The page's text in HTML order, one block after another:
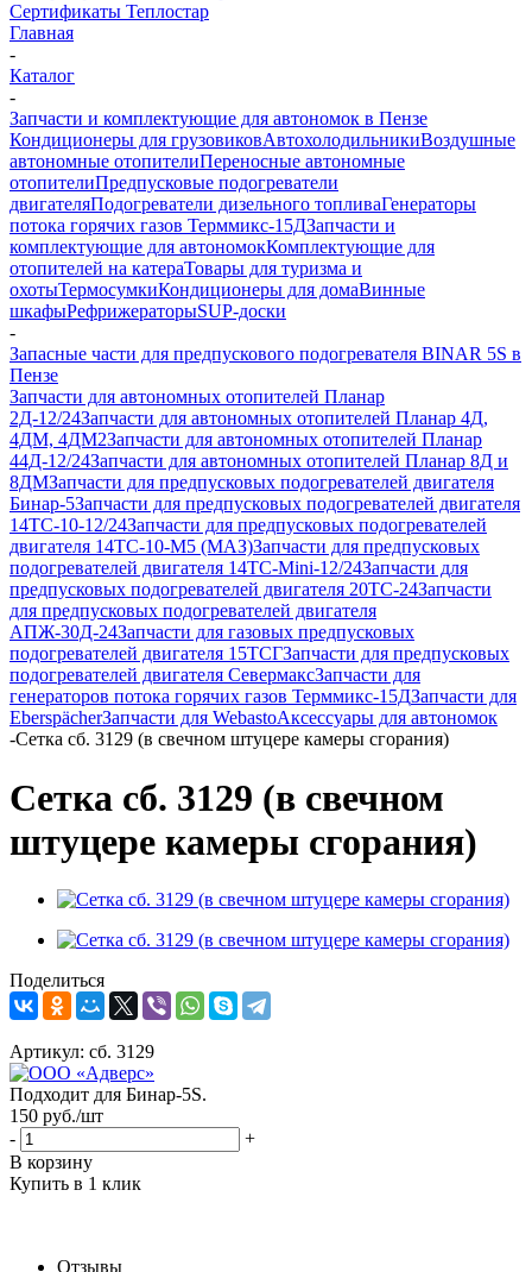
Сертификаты Теплостар
Главная
-
Каталог
-
Запчасти и комплектующие для автономок в Пензе
Кондиционеры для грузовиковАвтохолодильникиВоздушные
автономные отопителиПереносные автономные
отопителиПредпусковые подогреватели
двигателяПодогреватели дизельного топливаГенераторы
потока горячих газов Терммикс-15ДЗапчасти и
комплектующие для автономокКомплектующие для
отопителей на катераТовары для туризма и
охотыТермосумкиКондиционеры для домаВинные
шкафыРефрижераторыSUP-доски
-
Запасные части для предпускового подогревателя BINAR 5S в
Пензе
Запчасти для автономных отопителей Планар
2Д-12/24Запчасти для автономных отопителей Планар 4Д,
4ДМ, 4ДМ2Запчасти для автономных отопителей Планар
44Д-12/24Запчасти для автономных отопителей Планар 8Д и
8ДМЗапчасти для предпусковых подогревателей двигателя
Бинар-5Запчасти для предпусковых подогревателей двигателя
14ТС-10-12/24Запчасти для предпусковых подогревателей
двигателя 14ТС-10-М5 (МАЗ)Запчасти для предпусковых
подогревателей двигателя 14ТС-Mini-12/24Запчасти для
предпусковых подогревателей двигателя 20ТС-24Запчасти
для предпусковых подогревателей двигателя
АПЖ-30Д-24Запчасти для газовых предпусковых
подогревателей двигателя 15ТСГЗапчасти для предпусковых
подогревателей двигателя СевермаксЗапчасти для
генераторов потока горячих газов Терммикс-15ДЗапчасти для
EberspächerЗапчасти для WebastoАксессуары для автономок
-Сетка сб. 3129 (в свечном штуцере камеры сгорания)
Сетка сб. 3129 (в свечном
штуцере камеры сгорания)
Поделиться
Артикул: сб. 3129
Подходит для Бинар-5S.
150 руб./шт
-
+
В корзину
Купить в 1 клик
Отзывы